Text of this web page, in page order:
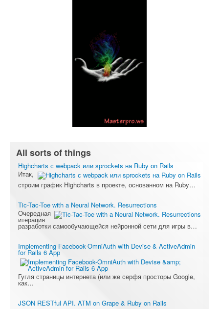
All sorts of things
Highcharts с webpack или sprockets на Ruby on Rails
Итак,
строим график Highcharts в проекте, основанном на Ruby…
Tic-Tac-Toe with a Neural Network. Resurrections
Очередная
итерация
разработки самообучающейся нейронной сети для игры в…
Implementing Facebook-OmniAuth with Devise & ActiveAdmin
for Rails 6 App
Гугля страницы интернета (или же серфя просторы Google,
как…
JSON RESTful API. ATM on Grape & Ruby on Rails